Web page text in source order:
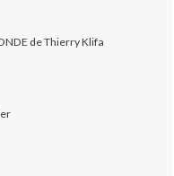
de Thierry Klifa